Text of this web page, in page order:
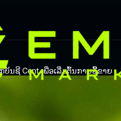
ນຊີ Cent ເພື່ອເລີ່ມຕົ້ນການຊື້ຂາຍ